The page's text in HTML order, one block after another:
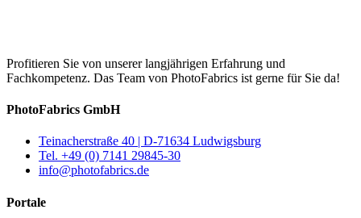
Profitieren Sie von unserer langjährigen Erfahrung und
Fachkompetenz. Das Team von PhotoFabrics ist gerne für Sie da!
PhotoFabrics GmbH
Teinacherstraße 40 | D-71634 Ludwigsburg
Tel. +49 (0) 7141 29845-30
info@photofabrics.de
Portale